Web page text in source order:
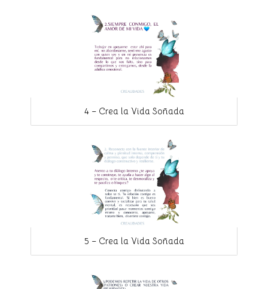
4 – Crea la Vida Soñada
5 – Crea la Vida Soñada